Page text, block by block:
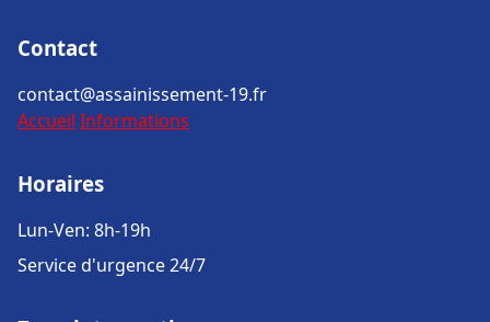
Contact
contact@assainissement-19.fr
Accueil Informations
Horaires
Lun-Ven: 8h-19h
Service d'urgence 24/7